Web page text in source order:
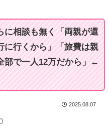
に相談も無く「両親が還
に行くから」「旅費は親
部で一人12万だから」←
2025.08.07